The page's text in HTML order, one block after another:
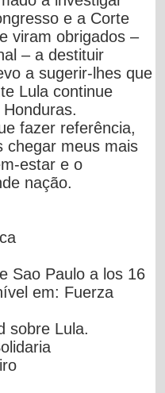
e a Corte
viram obrigados –
– a destituir
a sugerir-lhes que
Lula continue
fazer referência,
chegar meus mais
estar e o
nação.
Sao Paulo a los 16
em: Fuerza
sobre Lula.